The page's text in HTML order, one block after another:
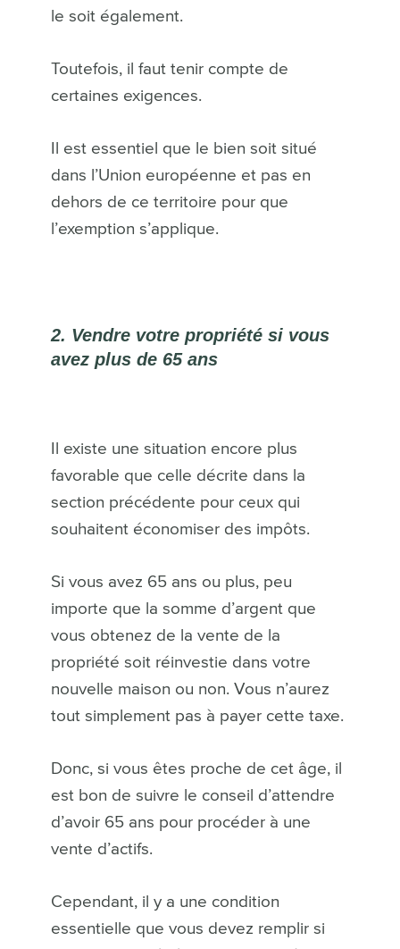
le soit également.
Toutefois, il faut tenir compte de
certaines exigences.
Il est essentiel que le bien soit situé
dans l’Union européenne et pas en
dehors de ce territoire pour que
l’exemption s’applique.
2. Vendre votre propriété si vous
avez plus de 65 ans
Il existe une situation encore plus
favorable que celle décrite dans la
section précédente pour ceux qui
souhaitent économiser des impôts.
Si vous avez 65 ans ou plus, peu
importe que la somme d’argent que
vous obtenez de la vente de la
propriété soit réinvestie dans votre
nouvelle maison ou non. Vous n’aurez
tout simplement pas à payer cette taxe.
Donc, si vous êtes proche de cet âge, il
est bon de suivre le conseil d’attendre
d’avoir 65 ans pour procéder à une
vente d’actifs.
Cependant, il y a une condition
essentielle que vous devez remplir si